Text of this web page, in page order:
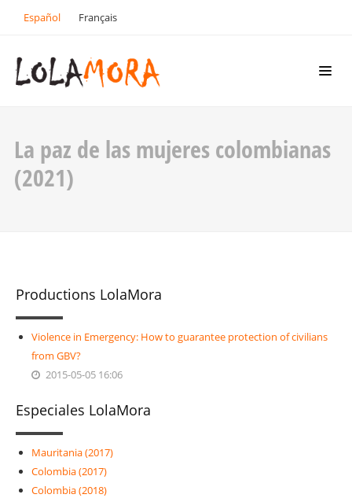
Español Français
La paz de las mujeres colombianas
(2021)
Productions LolaMora
Violence in Emergency: How to guarantee protection of civilians
from GBV?
2015-05-05 16:06
Especiales LolaMora
Mauritania (2017)
Colombia (2017)
Colombia (2018)